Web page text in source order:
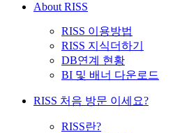
About RISS
RISS 이용방법
RISS 지식더하기
DB연계 현황
BI 및 배너 다운로드
RISS 처음 방문 이세요?
RISS란?